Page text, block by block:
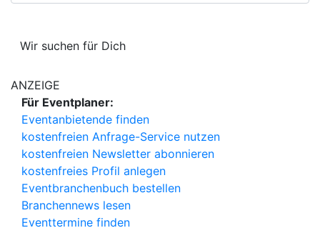
Wir suchen für Dich
ANZEIGE
Für Eventplaner:
Eventanbietende finden
kostenfreien Anfrage-Service nutzen
kostenfreien Newsletter abonnieren
kostenfreies Profil anlegen
Eventbranchenbuch bestellen
Branchennews lesen
Eventtermine finden